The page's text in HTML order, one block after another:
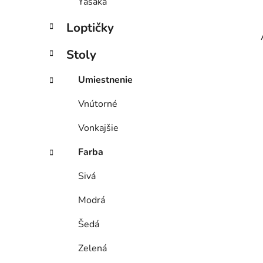
Loptičky
Stoly
Umiestnenie
Vnútorné
Vonkajšie
Farba
Sivá
Modrá
Šedá
Zelená